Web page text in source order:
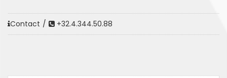
Contact / +32.4.344.50.88